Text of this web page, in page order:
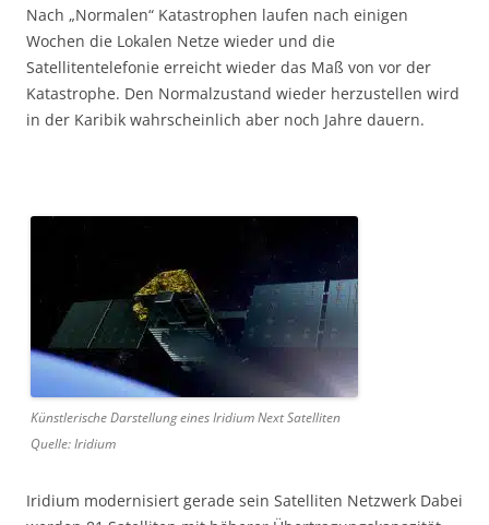
Nach „Normalen“ Katastrophen laufen nach einigen
Wochen die Lokalen Netze wieder und die
Satellitentelefonie erreicht wieder das Maß von vor der
Katastrophe. Den Normalzustand wieder herzustellen wird
in der Karibik wahrscheinlich aber noch Jahre dauern.
Künstlerische Darstellung eines Iridium Next Satelliten
Quelle: Iridium
Iridium modernisiert gerade sein Satelliten Netzwerk Dabei